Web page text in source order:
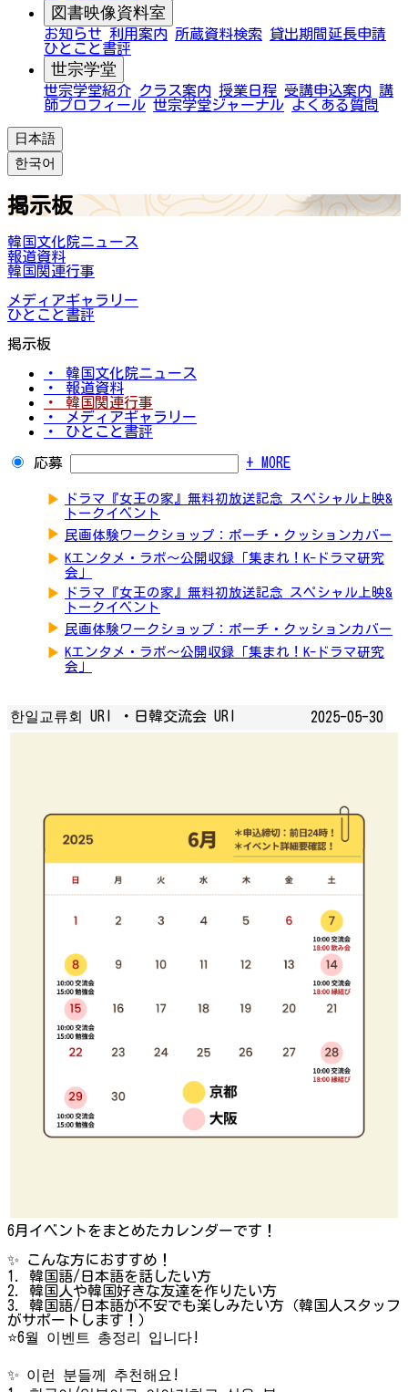
図書映像資料室
お知らせ 利用案内 所蔵資料検索
貸出期間延長申請
ひとこと書評
世宗学堂
世宗学堂紹介 クラス案内 授業日程 受講申込案内 講
師プロフィール 世宗学堂ジャーナル よくある質問
日本語
한국어
掲示板
韓国文化院ニュース
報道資料
韓国関連行事
メディアギャラリー
ひとこと書評
掲示板
・ 韓国文化院ニュース
・ 報道資料
・ 韓国関連行事
・ メディアギャラリー
・ ひとこと書評
応募 + MORE
▶
ドラマ『女王の家』無料初放送記念 スペシャル上映&
トークイベント
▶ 民画体験ワークショップ：ポーチ・クッションカバー
▶ Kエンタメ・ラボ～公開収録「集まれ！K-ドラマ研究
会」
▶
ドラマ『女王の家』無料初放送記念 スペシャル上映&
トークイベント
▶ 民画体験ワークショップ：ポーチ・クッションカバー
▶ Kエンタメ・ラボ～公開収録「集まれ！K-ドラマ研究
会」
한일교류회 URI ・日韓交流会 URI 2025-05-30
6月イベントをまとめたカレンダーです！
✨ こんな方におすすめ！
1. 韓国語/日本語を話したい方
2. 韓国人や韓国好きな友達を作りたい方
3. 韓国語/日本語が不安でも楽しみたい方（韓国人スタッフ
がサポートします！）
⭐️6월 이벤트 총정리 입니다!
✨ 이런 분들께 추천해요!